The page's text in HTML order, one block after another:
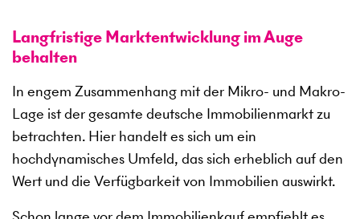
Langfristige Marktentwicklung im Auge
behalten
In engem Zusammenhang mit der Mikro- und Makro-
Lage ist der gesamte deutsche Immobilienmarkt zu
betrachten. Hier handelt es sich um ein
hochdynamisches Umfeld, das sich erheblich auf den
Wert und die Verfügbarkeit von Immobilien auswirkt.